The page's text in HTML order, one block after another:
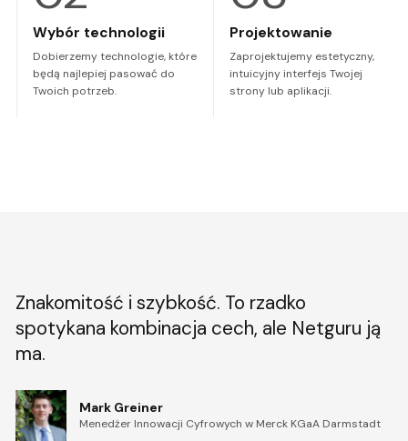
Wybór technologii
Dobierzemy technologie, które
będą najlepiej pasować do
Twoich potrzeb.
Projektowanie
Zaprojektujemy estetyczny,
intuicyjny interfejs Twojej
strony lub aplikacji.
Znakomitość i szybkość. To rzadko
spotykana kombinacja cech, ale Netguru ją
ma.
Mark Greiner
Menedżer Innowacji Cyfrowych w Merck KGaA Darmstadt